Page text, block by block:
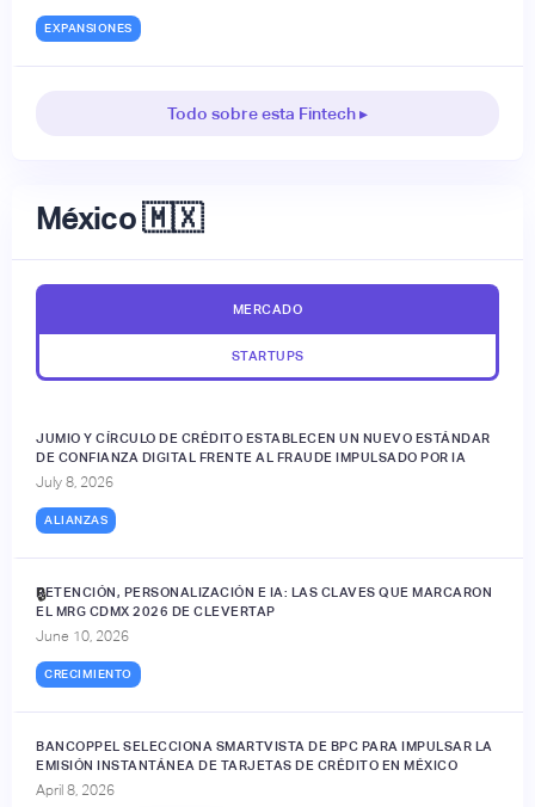
EXPANSIONES
Todo sobre esta Fintech ▸
México 🇲🇽
MERCADO
STARTUPS
JUMIO Y CÍRCULO DE CRÉDITO ESTABLECEN UN NUEVO ESTÁNDAR
DE CONFIANZA DIGITAL FRENTE AL FRAUDE IMPULSADO POR IA
July 8, 2026
ALIANZAS
RETENCIÓN, PERSONALIZACIÓN E IA: LAS CLAVES QUE MARCARON
EL MRG CDMX 2026 DE CLEVERTAP
June 10, 2026
CRECIMIENTO
🔒
BANCOPPEL SELECCIONA SMARTVISTA DE BPC PARA IMPULSAR LA
EMISIÓN INSTANTÁNEA DE TARJETAS DE CRÉDITO EN MÉXICO
April 8, 2026